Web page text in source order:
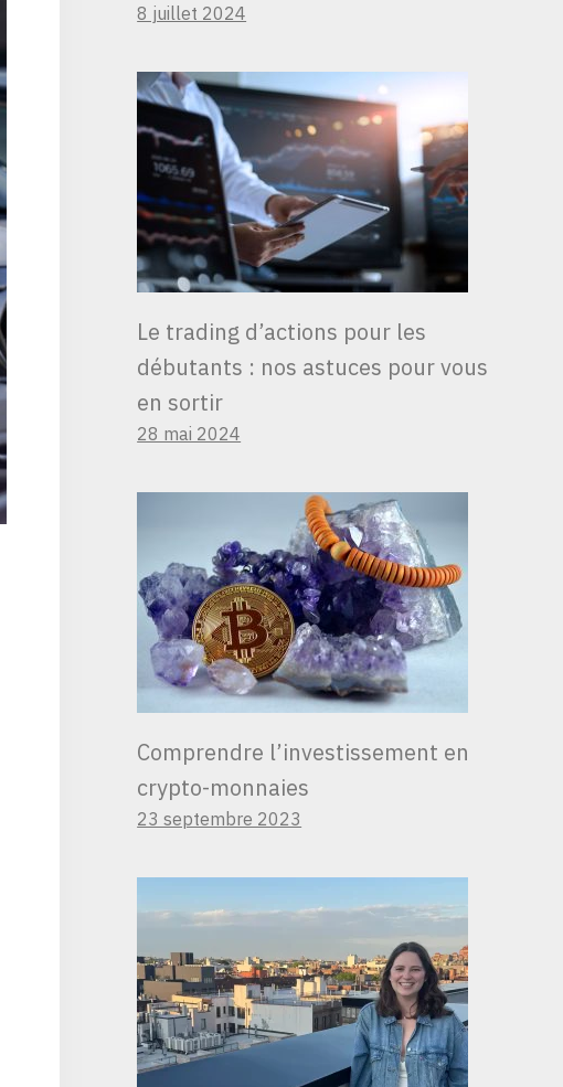
8 juillet 2024
Le trading d’actions pour les
débutants : nos astuces pour vous
en sortir
28 mai 2024
Comprendre l’investissement en
crypto-monnaies
23 septembre 2023